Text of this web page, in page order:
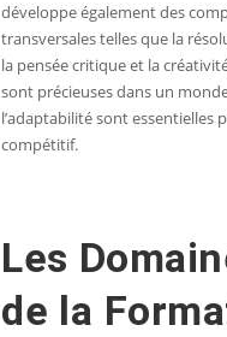
développe également des
transversales telles que la
la pensée critique et la
sont précieuses dans un
l’adaptabilité sont essentielles
compétitif.
Les
de la